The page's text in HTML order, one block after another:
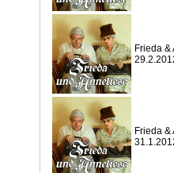
Frieda
Frieda